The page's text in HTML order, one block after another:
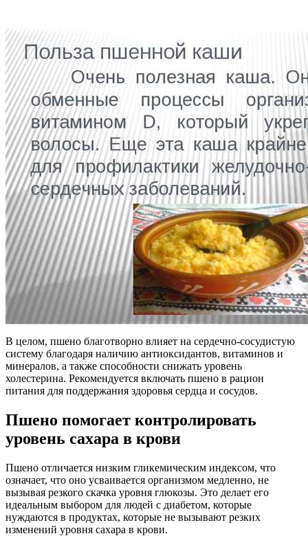
В целом, пшено благотворно влияет на сердечно-сосудистую
систему благодаря наличию антиоксидантов, витаминов и
минералов, а также способности снижать уровень
холестерина. Рекомендуется включать пшено в рацион
питания для поддержания здоровья сердца и сосудов.
Пшено помогает контролировать
уровень сахара в крови
Пшено отличается низким гликемическим индексом, что
означает, что оно усваивается организмом медленно, не
вызывая резкого скачка уровня глюкозы. Это делает его
идеальным выбором для людей с диабетом, которые
нуждаются в продуктах, которые не вызывают резких
изменений уровня сахара в крови.